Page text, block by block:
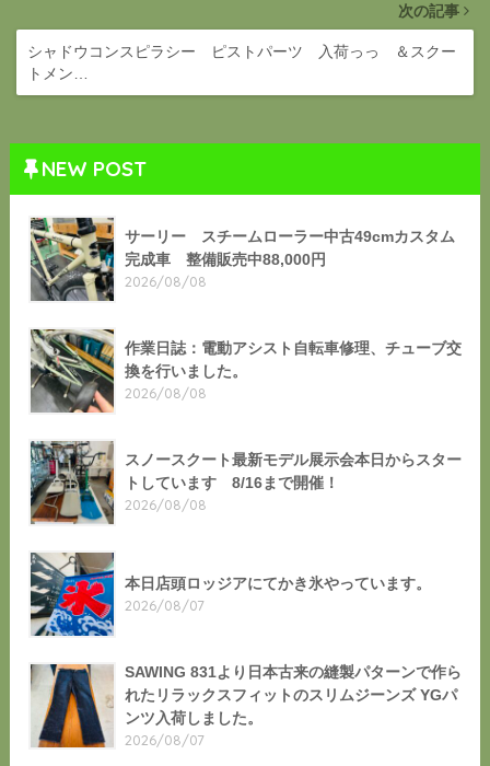
次の記事
シャドウコンスピラシー ピストパーツ 入荷っっ ＆スクー
トメン…
NEW POST
サーリー スチームローラー中古49cmカスタム
完成車 整備販売中88,000円
2026/08/08
作業日誌：電動アシスト自転車修理、チューブ交
換を行いました。
2026/08/08
スノースクート最新モデル展示会本日からスター
トしています 8/16まで開催！
2026/08/08
本日店頭ロッジアにてかき氷やっています。
2026/08/07
SAWING 831より日本古来の縫製パターンで作ら
れたリラックスフィットのスリムジーンズ YGパ
ンツ入荷しました。
2026/08/07